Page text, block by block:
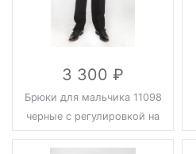
3 300
Брюки для мальчика 11098
черные с регулировкой на